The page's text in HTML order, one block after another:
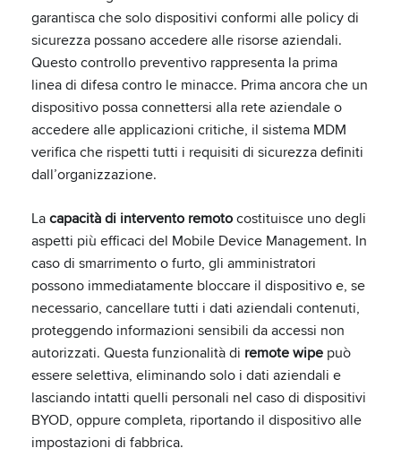
garantisca che solo dispositivi conformi alle policy di
sicurezza possano accedere alle risorse aziendali.
Questo controllo preventivo rappresenta la prima
linea di difesa contro le minacce. Prima ancora che un
dispositivo possa connettersi alla rete aziendale o
accedere alle applicazioni critiche, il sistema MDM
verifica che rispetti tutti i requisiti di sicurezza definiti
dall’organizzazione.
Lacapacità di intervento remotocostituisce uno degli
aspetti più efficaci del Mobile Device Management. In
caso di smarrimento o furto, gli amministratori
possono immediatamente bloccare il dispositivo e, se
necessario, cancellare tutti i dati aziendali contenuti,
proteggendo informazioni sensibili da accessi non
autorizzati. Questa funzionalità di remote wipe può
essere selettiva, eliminando solo i dati aziendali e
lasciando intatti quelli personali nel caso di dispositivi
BYOD, oppure completa, riportando il dispositivo alle
impostazioni di fabbrica.